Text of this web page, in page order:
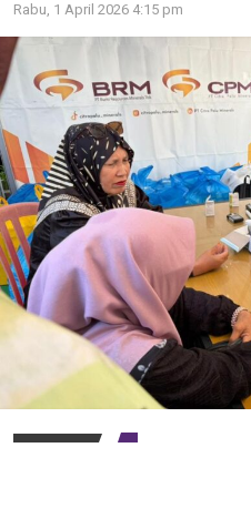
Rabu, 1 April 2026 4:15 pm